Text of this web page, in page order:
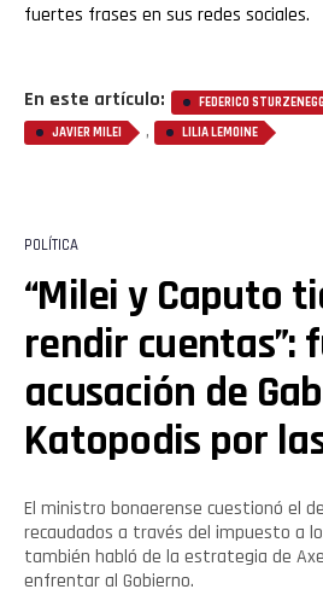
fuertes frases en sus redes sociales.
En este artículo: FEDERICO
JAVIER MILEI , LILIA LEMOINE
POLÍTICA
“Milei y Caputo
rendir cuentas”:
acusación de
Katopodis por
El ministro bonaerense cuestionó el
recaudados a través del impuesto a
también habló de la estrategia de
enfrentar al Gobierno.